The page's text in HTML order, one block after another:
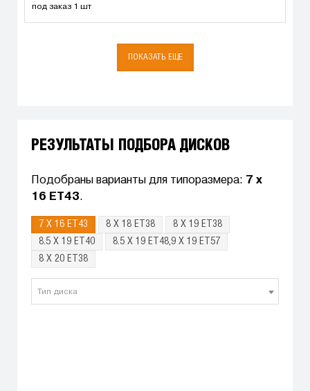
под заказ 1 шт
ПОКАЗАТЬ ЕЩЕ
РЕЗУЛЬТАТЫ ПОДБОРА ДИСКОВ
Подобраны варианты для типоразмера: 7 x
16 ET43.
7 X 16 ET43 8 X 18 ET38
8 X 19 ET38
8.5 X 19 ET40
8.5 X 19 ET48,9 X 19 ET57
8 X 20 ET38
Тип диска